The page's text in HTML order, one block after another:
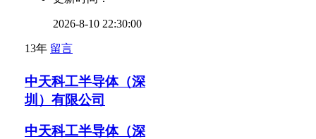
2026-8-10 22:30:00
13年 留言
中天科工半导体（深
圳）有限公司
中天科工半导体（深